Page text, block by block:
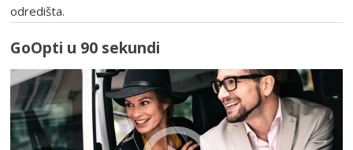
odredišta.
GoOpti u 90 sekundi